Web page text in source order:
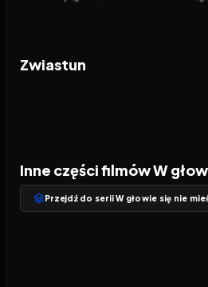
Zwiastun
Inne części filmów W
Przejdź do serii W głowie się nie